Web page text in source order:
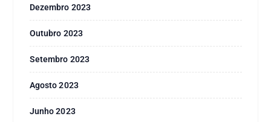
Dezembro 2023
Outubro 2023
Setembro 2023
Agosto 2023
Junho 2023